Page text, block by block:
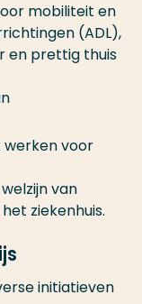
mobiliteit en
(ADL),
en prettig thuis
voor
van
ziekenhuis.
initiatieven